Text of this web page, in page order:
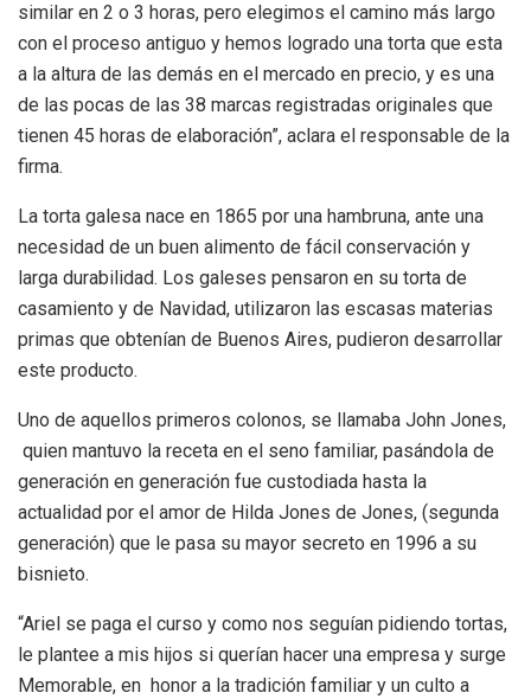
similar en 2 o 3 horas, pero elegimos el camino más largo
con el proceso antiguo y hemos logrado una torta que esta
a la altura de las demás en el mercado en precio, y es una
de las pocas de las 38 marcas registradas originales que
tienen 45 horas de elaboración”, aclara el responsable de la
firma.
La torta galesa nace en 1865 por una hambruna, ante una
necesidad de un buen alimento de fácil conservación y
larga durabilidad. Los galeses pensaron en su torta de
casamiento y de Navidad, utilizaron las escasas materias
primas que obtenían de Buenos Aires, pudieron desarrollar
este producto.
Uno de aquellos primeros colonos, se llamaba John Jones,
quien mantuvo la receta en el seno familiar, pasándola de
generación en generación fue custodiada hasta la
actualidad por el amor de Hilda Jones de Jones, (segunda
generación) que le pasa su mayor secreto en 1996 a su
bisnieto.
“Ariel se paga el curso y como nos seguían pidiendo tortas,
le plantee a mis hijos si querían hacer una empresa y surge
Memorable, en honor a la tradición familiar y un culto a